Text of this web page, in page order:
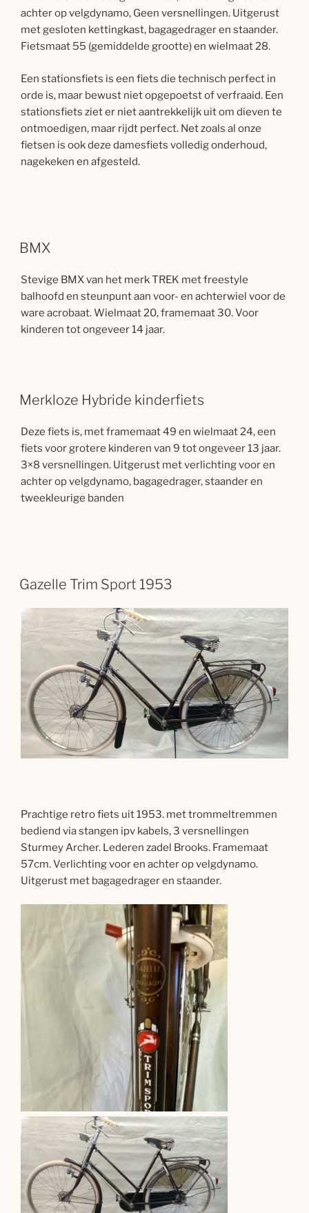
achter op velgdynamo, Geen versnellingen. Uitgerust
met gesloten kettingkast, bagagedrager en staander.
Fietsmaat 55 (gemiddelde grootte) en wielmaat 28.
Een stationsfiets is een fiets die technisch perfect in
orde is, maar bewust niet opgepoetst of verfraaid. Een
stationsfiets ziet er niet aantrekkelijk uit om dieven te
ontmoedigen, maar rijdt perfect. Net zoals al onze
fietsen is ook deze damesfiets volledig onderhoud,
nagekeken en afgesteld.
BMX
Stevige BMX van het merk TREK met freestyle
balhoofd en steunpunt aan voor- en achterwiel voor de
ware acrobaat. Wielmaat 20, framemaat 30. Voor
kinderen tot ongeveer 14 jaar.
Merkloze Hybride kinderfiets
Deze fiets is, met framemaat 49 en wielmaat 24, een
fiets voor grotere kinderen van 9 tot ongeveer 13 jaar.
3×8 versnellingen. Uitgerust met verlichting voor en
achter op velgdynamo, bagagedrager, staander en
tweekleurige banden
Gazelle Trim Sport 1953
Prachtige retro fiets uit 1953. met trommeltremmen
bediend via stangen ipv kabels, 3 versnellingen
Sturmey Archer. Lederen zadel Brooks. Framemaat
57cm. Verlichting voor en achter op velgdynamo.
Uitgerust met bagagedrager en staander.